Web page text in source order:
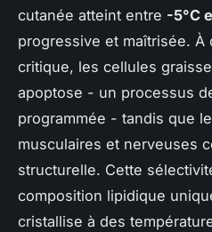
cutanée atteint entre -5°C
progressive et maîtrisée. À
critique, les cellules
apoptose - un processus
programmée - tandis que
musculaires et nerveuses
structurelle. Cette
composition lipidique
cristallise à des